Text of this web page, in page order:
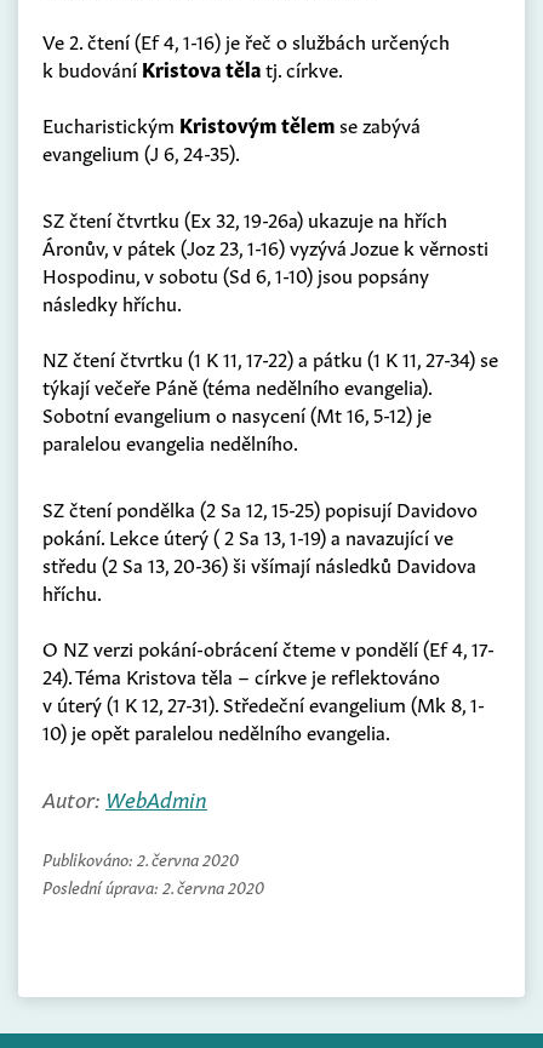
Ve 2. čtení (Ef 4, 1-16) je řeč o službách určených
k budováníKristova tělatj. církve.
Eucharistickým Kristovým tělemse zabývá
evangelium (J 6, 24-35).
SZ čtení čtvrtku (Ex 32, 19-26a) ukazuje na hřích
Áronův, v pátek (Joz 23, 1-16) vyzývá Jozue k věrnosti
Hospodinu, v sobotu (Sd 6, 1-10) jsou popsány
následky hříchu.
NZ čtení čtvrtku (1 K 11, 17-22) a pátku (1 K 11, 27-34) se
týkají večeře Páně (téma nedělního evangelia).
Sobotní evangelium o nasycení (Mt 16, 5-12) je
paralelou evangelia nedělního.
SZ čtení pondělka (2 Sa 12, 15-25) popisují Davidovo
pokání. Lekce úterý ( 2 Sa 13, 1-19) a navazující ve
středu (2 Sa 13, 20-36) ši všímají následků Davidova
hříchu.
O NZ verzi pokání-obrácení čteme v pondělí (Ef 4, 17-
24). Téma Kristova těla – církve je reflektováno
v úterý (1 K 12, 27-31). Středeční evangelium (Mk 8, 1-
10) je opět paralelou nedělního evangelia.
Autor: WebAdmin
Publikováno: 2. června 2020
Poslední úprava: 2. června 2020